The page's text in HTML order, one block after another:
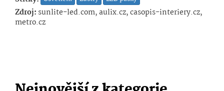
Zdroj: sunlite-led.com, aulix.cz, casopis-interiery.cz,
metro.cz